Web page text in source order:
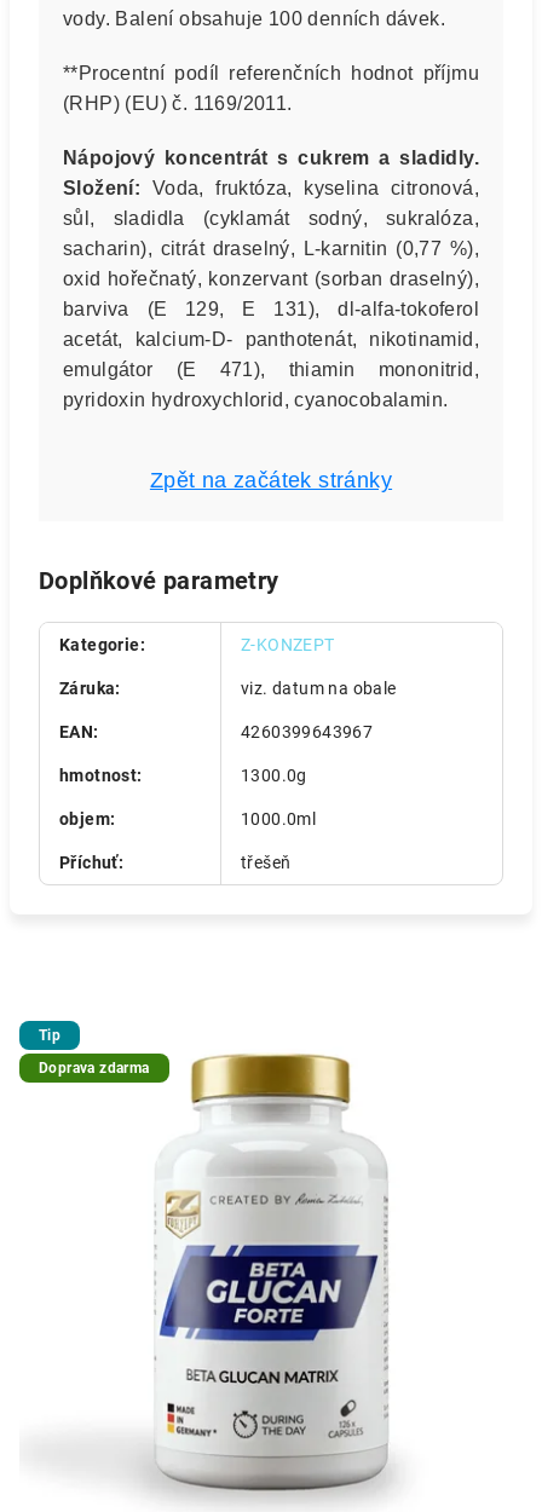
vody. Balení obsahuje 100 denních dávek.
**Procentní podíl referenčních hodnot příjmu
(RHP) (EU) č. 1169/2011.
Nápojový koncentrát s cukrem a sladidly.
Složení: Voda, fruktóza, kyselina citronová,
sůl, sladidla (cyklamát sodný, sukralóza,
sacharin), citrát draselný, L-karnitin (0,77 %),
oxid hořečnatý, konzervant (sorban draselný),
barviva (E 129, E 131), dl-alfa-tokoferol
acetát, kalcium-D- panthotenát, nikotinamid,
emulgátor (E 471), thiamin mononitrid,
pyridoxin hydroxychlorid, cyanocobalamin.
Zpět na začátek stránky
Doplňkové parametry
Kategorie: Z-KONZEPT
Záruka: viz. datum na obale
EAN: 4260399643967
hmotnost: 1300.0g
objem: 1000.0ml
Příchuť: třešeň
Tip
Doprava zdarma